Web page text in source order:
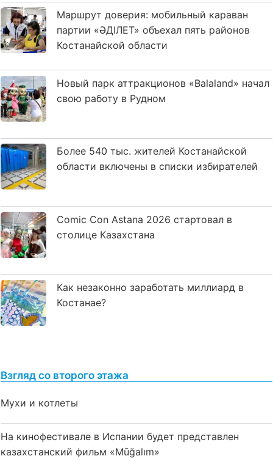
Маршрут доверия: мобильный караван
партии «ӘДІЛЕТ» объехал пять районов
Костанайской области
Новый парк аттракционов «Balaland» начал
свою работу в Рудном
Более 540 тыс. жителей Костанайской
области включены в списки избирателей
Comic Con Astana 2026 стартовал в
столице Казахстана
Как незаконно заработать миллиард в
Костанае?
Взгляд со второго этажа
Мухи и котлеты
На кинофестивале в Испании будет представлен
казахстанский фильм «Mūğalım»